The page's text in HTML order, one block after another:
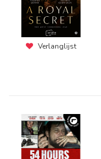
Verlanglijst